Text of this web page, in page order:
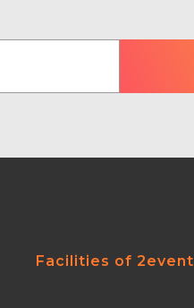
Facilities of 2event